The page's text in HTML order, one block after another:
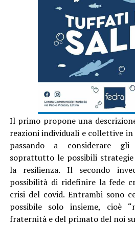
Il primo propone una
reazioni individuali e collettive
passando a considerare
soprattutto le possibili
la resilienza. Il secondo
possibilità di ridefinire la fede
crisi del covid. Entrambi sono
possibile solo insieme, cioè
fraternità e del primato del noi